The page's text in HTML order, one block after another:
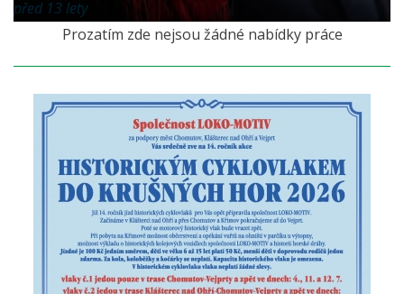
před 13 lety
Prozatím zde nejsou žádné nabídky práce